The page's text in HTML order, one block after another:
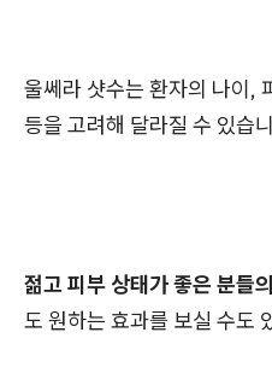
울쎄라 샷수는 환자의 나이,
등을 고려해 달라질 수 있습
젊고 피부 상태가 좋은 분들
도 원하는 효과를 보실 수도